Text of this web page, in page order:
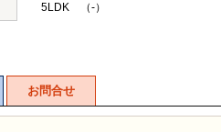
5LDK （-）
お問合せ